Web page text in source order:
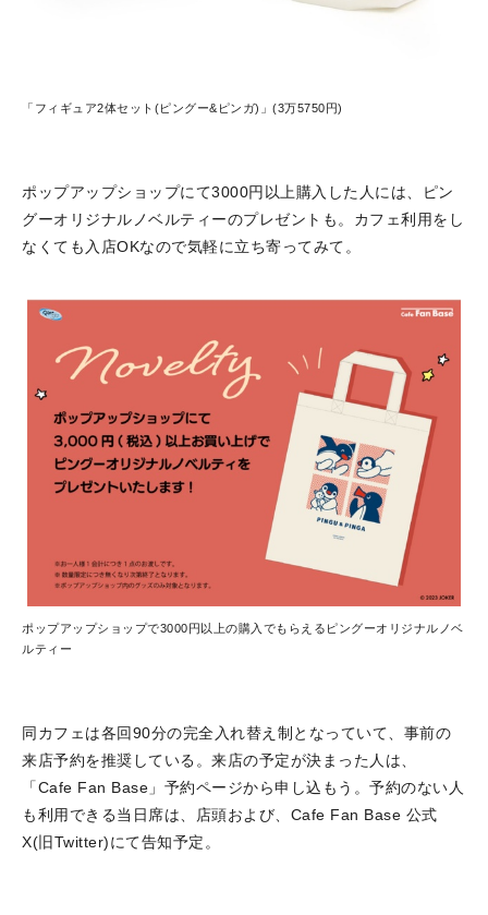
「フィギュア2体セット(ピングー&ピンガ)」(3万5750円)
ポップアップショップにて3000円以上購入した人には、ピン
グーオリジナルノベルティーのプレゼントも。カフェ利用をし
なくても入店OKなので気軽に立ち寄ってみて。
ポップアップショップで3000円以上の購入でもらえるピングーオリジナルノベ
ルティー
同カフェは各回90分の完全入れ替え制となっていて、事前の
来店予約を推奨している。来店の予定が決まった人は、
「Cafe Fan Base」予約ページから申し込もう。予約のない人
も利用できる当日席は、店頭および、Cafe Fan Base 公式
X(旧Twitter)にて告知予定。